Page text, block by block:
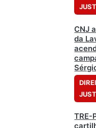
CNJ
da
TRE-